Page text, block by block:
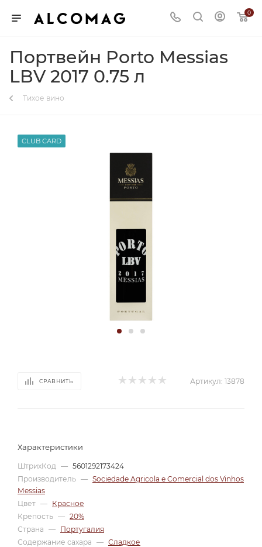
0
Портвейн Porto Messias
LBV 2017 0.75 л
Тихое вино
CLUB CARD
СРАВНИТЬ Артикул: 13878
Характеристики
ШтрихКод — 5601292173424
Производитель — Sociedade Agricola e Comercial dos Vinhos
Messias
Цвет — Красное
Крепость — 20%
Страна — Португалия
Содержание сахара — Сладкое